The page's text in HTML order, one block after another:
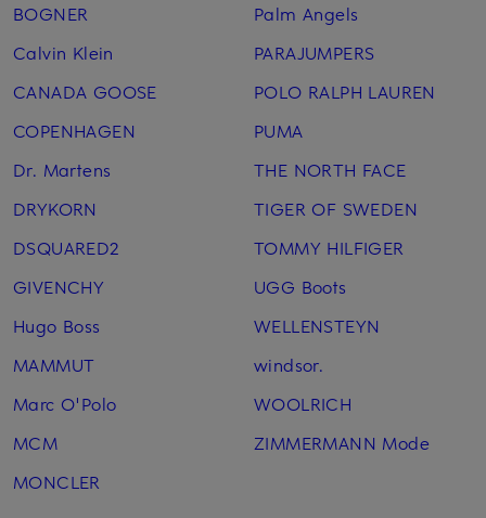
BOGNER
Calvin Klein
CANADA GOOSE
COPENHAGEN
Dr. Martens
DRYKORN
DSQUARED2
GIVENCHY
Hugo Boss
MAMMUT
Marc O'Polo
MCM
MONCLER
Palm Angels
PARAJUMPERS
POLO RALPH LAUREN
PUMA
THE NORTH FACE
TIGER OF SWEDEN
TOMMY HILFIGER
UGG Boots
WELLENSTEYN
windsor.
WOOLRICH
ZIMMERMANN Mode